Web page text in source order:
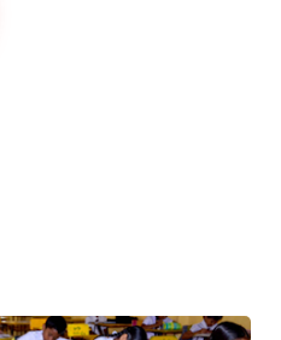
කාර්යාල සාමාන්‍ය පරිදි
මූලික අරමුණයි.
කාර්යාල කටයුතු සඳහා